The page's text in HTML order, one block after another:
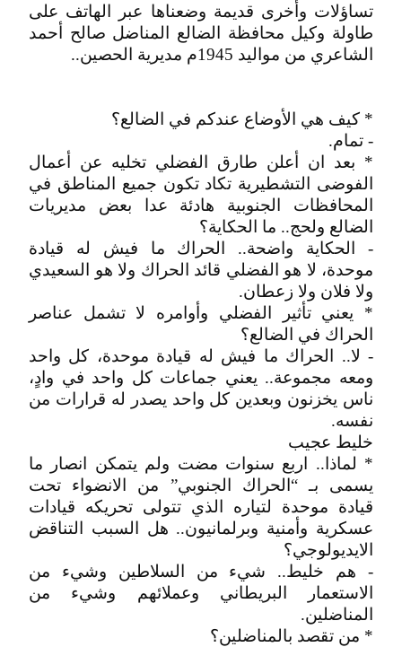
تساؤلات وأخرى قديمة وضعناها عبر الهاتف على
طاولة وكيل محافظة الضالع المناضل صالح أحمد
الشاعري من مواليد 1945م مديرية الحصين..
* كيف هي الأوضاع عندكم في الضالع؟
- تمام.
* بعد ان أعلن طارق الفضلي تخليه عن أعمال
الفوضى التشطيرية تكاد تكون جميع المناطق في
المحافظات الجنوبية هادئة عدا بعض مديريات
الضالع ولحج.. ما الحكاية؟
- الحكاية واضحة.. الحراك ما فيش له قيادة
موحدة، لا هو الفضلي قائد الحراك ولا هو السعيدي
ولا فلان ولا زعطان.
* يعني تأثير الفضلي وأوامره لا تشمل عناصر
الحراك في الضالع؟
- لا.. الحراك ما فيش له قيادة موحدة، كل واحد
ومعه مجموعة.. يعني جماعات كل واحد في وادٍ،
ناس يخزنون وبعدين كل واحد يصدر له قرارات من
نفسه.
خليط عجيب
* لماذا.. اربع سنوات مضت ولم يتمكن انصار ما
يسمى بـ “الحراك الجنوبي” من الانضواء تحت
قيادة موحدة لتياره الذي تتولى تحريكه قيادات
عسكرية وأمنية وبرلمانيون.. هل السبب التناقض
الايديولوجي؟
- هم خليط.. شيء من السلاطين وشيء من
الاستعمار البريطاني وعملائهم وشيء من
المناضلين.
* من تقصد بالمناضلين؟